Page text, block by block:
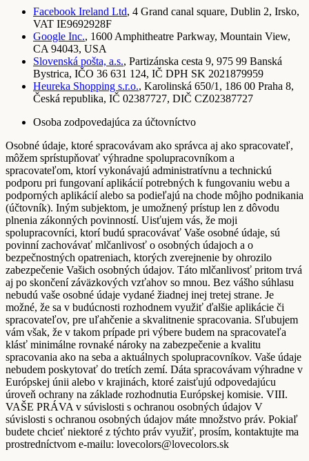
Facebook Ireland Ltd, 4 Grand canal square, Dublin 2, Irsko,
VAT IE9692928F
Google Inc., 1600 Amphitheatre Parkway, Mountain View,
CA 94043, USA
Slovenská pošta, a.s., Partizánska cesta 9, 975 99 Banská
Bystrica, IČO 36 631 124, IČ DPH SK 2021879959
Heureka Shopping s.r.o., Karolinská 650/1, 186 00 Praha 8,
Česká republika, IČ 02387727, DIČ CZ02387727
Osoba zodpovedajúca za účtovníctvo
Osobné údaje, ktoré spracovávam ako správca aj ako spracovateľ,
môžem sprístupňovať výhradne spolupracovníkom a
spracovateľom, ktorí vykonávajú administratívnu a technickú
podporu pri fungovaní aplikácií potrebných k fungovaniu webu a
podporných aplikácií alebo sa podieľajú na chode môjho podnikania
(účtovník). Iným subjektom, je umožnený prístup len z dôvodu
plnenia zákonných povinností. Uisťujem vás, že moji
spolupracovníci, ktorí budú spracovávať Vaše osobné údaje, sú
povinní zachovávať mlčanlivosť o osobných údajoch a o
bezpečnostných opatreniach, ktorých zverejnenie by ohrozilo
zabezpečenie Vašich osobných údajov. Táto mlčanlivosť pritom trvá
aj po skončení záväzkových vzťahov so mnou. Bez vášho súhlasu
nebudú vaše osobné údaje vydané žiadnej inej tretej strane. Je
možné, že sa v budúcnosti rozhodnem využiť ďalšie aplikácie či
spracovateľov, pre uľahčenie a skvalitnenie spracovania. Sľubujem
vám však, že v takom prípade pri výbere budem na spracovateľa
klásť minimálne rovnaké nároky na zabezpečenie a kvalitu
spracovania ako na seba a aktuálnych spolupracovníkov. Vaše údaje
nebudem poskytovať do tretích zemí. Dáta spracovávam výhradne v
Európskej únii alebo v krajinách, ktoré zaisťujú odpovedajúcu
úroveň ochrany na základe rozhodnutia Európskej komisie. VIII.
VAŠE PRÁVA v súvislosti s ochranou osobných údajov V
súvislosti s ochranou osobných údajov máte množstvo práv. Pokiaľ
budete chcieť niektoré z týchto práv využiť, prosím, kontaktujte ma
prostredníctvom e-mailu: lovecolors@lovecolors.sk